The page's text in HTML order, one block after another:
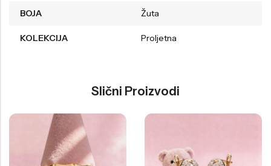
BOJA Žuta
KOLEKCIJA Proljetna
Slični Proizvodi